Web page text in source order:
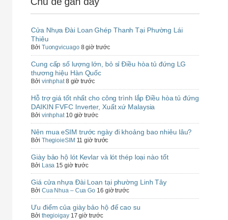
Cửa Nhựa Đài Loan Ghép Thanh Tại Phường Lái
Thiêu
Bởi Tuongvicuago 8 giờ trước
Cung cấp số lượng lớn, bỏ sỉ Điều hòa tủ đứng LG
thương hiệu Hàn Quốc
Bởi vinhphat 8 giờ trước
Hỗ trợ giá tốt nhất cho công trình lắp Điều hòa tủ đứng
DAIKIN FVFC Inverter, Xuất xứ Malaysia
Bởi vinhphat 10 giờ trước
Nên mua eSIM trước ngày đi khoảng bao nhiêu lâu?
Bởi ThegioieSIM 11 giờ trước
Giày bảo hộ lót Kevlar và lót thép loại nào tốt
Bởi Lasa 15 giờ trước
Giá cửa nhựa Đài Loan tại phường Linh Tây
Bởi Cua Nhua – Cua Go 16 giờ trước
Ưu điểm của giày bảo hộ đế cao su
Bởi thegioigay 17 giờ trước